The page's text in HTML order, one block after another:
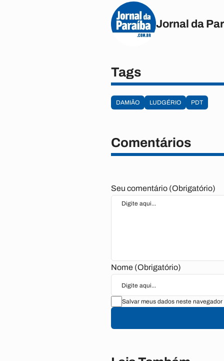
Jornal da
Tags
DAMIÃO LUDGÉRIO PDT
Comentários
Seu comentário (Obrigatório)
Nome (Obrigatório)
Salvar meus dados neste